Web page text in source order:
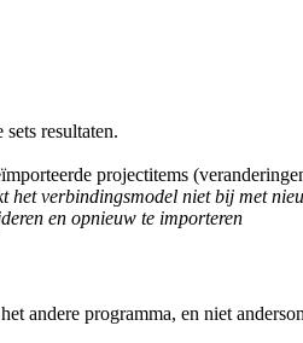
resultaten.
projectitems
het verbindingsmodel niet bij met
en opnieuw te importeren
andere programma, en niet